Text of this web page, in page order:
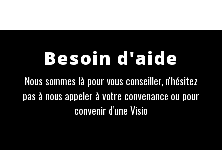
Besoin d'aide
Nous sommes là pour vous conseiller, n'hésitez
pas à nous appeler à votre convenance ou pour
convenir d'une Visio